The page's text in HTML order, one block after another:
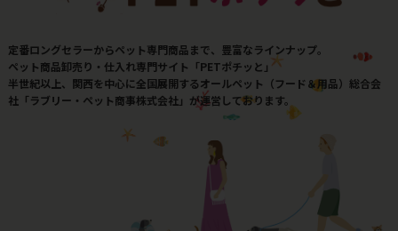
定番ロングセラーからペット専門商品まで、豊富なラインナップ。
ペット商品卸売り・仕入れ専門サイト「PETポチッと」
半世紀以上、関西を中心に全国展開するオールペット（フード＆用品）総合会
社「ラブリー・ペット商事株式会社」が運営しております。